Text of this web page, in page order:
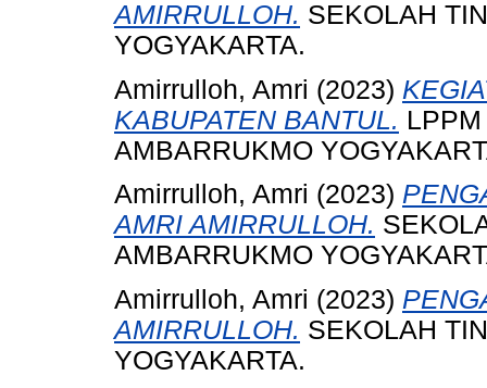
AMIRRULLOH. SEKOLAH
YOGYAKARTA.
Amirrulloh, Amri (2023)
KABUPATEN BANTUL.
AMBARRUKMO
Amirrulloh, Amri (2023)
AMRI AMIRRULLOH.
AMBARRUKMO
Amirrulloh, Amri (2023)
AMIRRULLOH. SEKOLAH
YOGYAKARTA.